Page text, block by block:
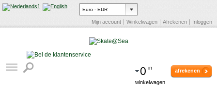
Mijn account Winkelwagen Afrekenen Inloggen
0 in
winkelwagen
afrekenen